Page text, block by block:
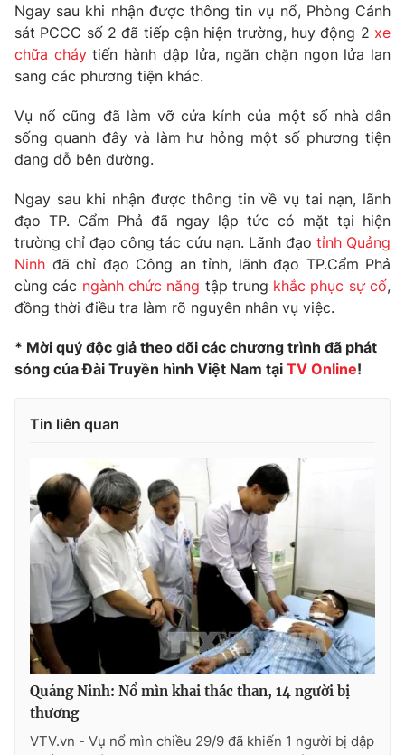
Video Shorts video
VTV Money VTV Thể thao
VTV Sức khoẻ Bất động sản
VTV4 Vươn mình bằng AI
VTV9 VTV8
Liên hệ tòa soạn English
THỜI BÁO VTV
Theo dõi báo trên
Cơ quan chủ quản: Đài Truyền hình Việt Nam
Cơ quan báo chí:Thời báo VTV
Giấy phép hoạt động báo in và báo điện tử số 483/GP-BTTTT
cấp ngày 29/12/2023
Tổng Biên tập:Vũ Thanh Thủy
Phó Tổng Biên tập:Nguyễn Thị Mỹ Hạnh, Phạm Quốc Thắng,
Nguyễn Trọng Ninh
Tổng đài VTV:024.38 355 931 - 024.38 355 932
Ngay sau khi nhận được thông tin vụ nổ, Phòng Cảnh
sát PCCC số 2 đã tiếp cận hiện trường, huy động 2 xe
chữa cháytiến hành dập lửa, ngăn chặn ngọn lửa lan
sang các phương tiện khác.
Vụ nổ cũng đã làm vỡ cửa kính của một số nhà dân
sống quanh đây và làm hư hỏng một số phương tiện
đang đỗ bên đường.
Ngay sau khi nhận được thông tin về vụ tai nạn, lãnh
đạo TP. Cẩm Phả đã ngay lập tức có mặt tại hiện
trường chỉ đạo công tác cứu nạn. Lãnh đạo tỉnh Quảng
Ninh đã chỉ đạo Công an tỉnh, lãnh đạo TP.Cẩm Phả
cùng các ngành chức năng tập trung khắc phục sự cố,
đồng thời điều tra làm rõ nguyên nhân vụ việc.
* Mời quý độc giả theo dõi các chương trình đã phát
sóng của Đài Truyền hình Việt Nam tại TV Online!
Tin liên quan
Quảng Ninh: Nổ mìn khai thác than, 14 người bị
thương
VTV.vn - Vụ nổ mìn chiều 29/9 đã khiến 1 người bị dập